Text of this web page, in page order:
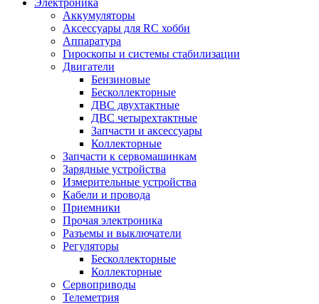
Электроника
Аккумуляторы
Аксессуары для RC хобби
Аппаратура
Гироскопы и системы стабилизации
Двигатели
Бензиновые
Бесколлекторные
ДВС двухтактные
ДВС четырехтактные
Запчасти и аксессуары
Коллекторные
Запчасти к сервомашинкам
Зарядные устройства
Измерительные устройства
Кабели и провода
Приемники
Прочая электроника
Разъемы и выключатели
Регуляторы
Бесколлекторные
Коллекторные
Сервоприводы
Телеметрия